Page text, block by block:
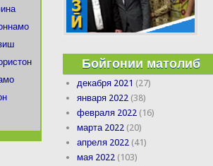
Бойгонии матолиб
декабря 2021 (27)
января 2022 (38)
февраля 2022 (16)
марта 2022 (20)
апреля 2022 (41)
мая 2022 (103)